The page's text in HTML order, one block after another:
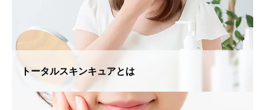
トータルスキンキュアとは